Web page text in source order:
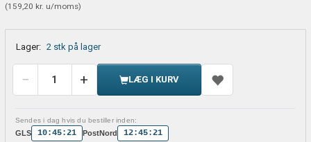
(159,20 kr. u/moms)
Lager: 2 stk på lager
LÆG I KURV
Sendes i dag hvis du bestiller inden:
GLS 10:45:21 PostNord 12:45:21